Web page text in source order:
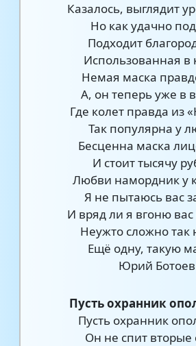
Казалось, выглядит
Но как удачно
Подходит
Использованная в
Немая маска
А, он теперь уже в
Где колет правда из
Так популярна у
Бесценна маска
И стоит тысячу
Любви намордник у
Я не пытаюсь вас
И вряд ли я вгоню вас
Неужто сложно так
Ещё одну, такую
Юрий Ботоев
Пусть охранник
Пусть охранник
Он не спит вторые